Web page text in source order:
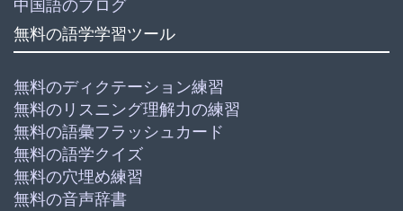
中国語のブログ
無料の語学学習ツール
無料のディクテーション練習
無料のリスニング理解力の練習
無料の語彙フラッシュカード
無料の語学クイズ
無料の穴埋め練習
無料の音声辞書